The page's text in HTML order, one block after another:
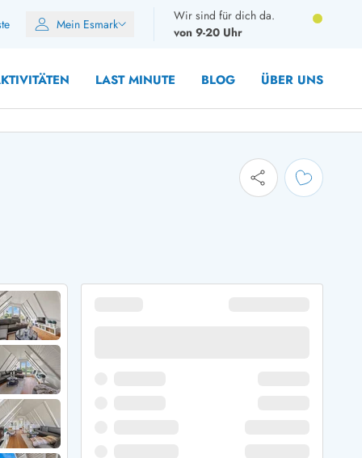
Mein Esmark
Wir sind für dich da.
von 9-20 Uhr
LAST MINUTE BLOG ÜBER UNS
Weihnachten
Silvester